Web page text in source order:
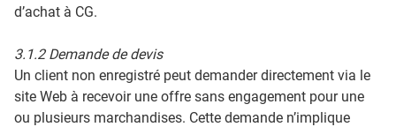
d’achat à CG.
3.1.2 Demande de devis
Un client non enregistré peut demander directement via le
site Web à recevoir une offre sans engagement pour une
ou plusieurs marchandises. Cette demande n’implique